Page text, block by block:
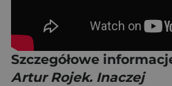
Szczegółowe
Artur Rojek. Inaczej